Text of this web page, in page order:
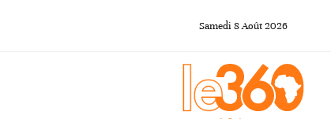
Samedi 8Août2026